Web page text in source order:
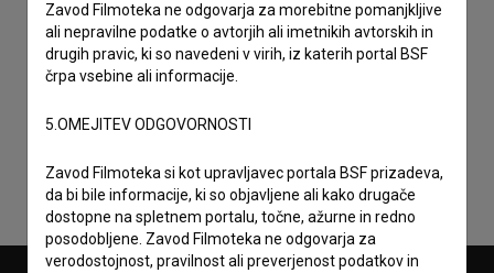
Sprejemam splošne pogoje
Zavod Filmoteka ne odgovarja za morebitne pomanjkljive
ali nepravilne podatke o avtorjih ali imetnikih avtorskih in
drugih pravic, ki so navedeni v virih, iz katerih portal BSF
črpa vsebine ali informacije.
5.OMEJITEV ODGOVORNOSTI
Zavod Filmoteka si kot upravljavec portala BSF prizadeva,
da bi bile informacije, ki so objavljene ali kako drugače
dostopne na spletnem portalu, točne, ažurne in redno
posodobljene. Zavod Filmoteka ne odgovarja za
verodostojnost, pravilnost ali preverjenost podatkov in